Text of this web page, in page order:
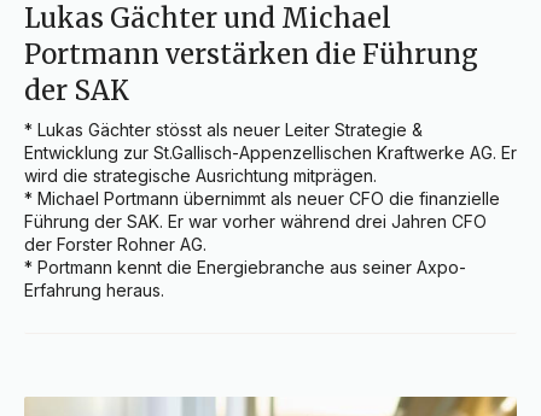
Lukas Gächter und Michael
Portmann verstärken die Führung
der SAK
* Lukas Gächter stösst als neuer Leiter Strategie &
Entwicklung zur St.Gallisch-Appenzellischen Kraftwerke AG. Er
wird die strategische Ausrichtung mitprägen.
* Michael Portmann übernimmt als neuer CFO die finanzielle
Führung der SAK. Er war vorher während drei Jahren CFO
der Forster Rohner AG.
* Portmann kennt die Energiebranche aus seiner Axpo-
Erfahrung heraus.